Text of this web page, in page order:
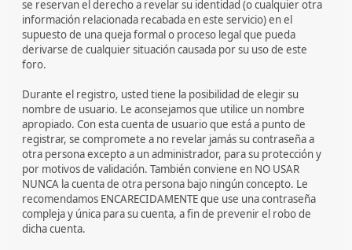
se reservan el derecho a revelar su identidad (o cualquier otra
información relacionada recabada en este servicio) en el
supuesto de una queja formal o proceso legal que pueda
derivarse de cualquier situación causada por su uso de este
foro.
Durante el registro, usted tiene la posibilidad de elegir su
nombre de usuario. Le aconsejamos que utilice un nombre
apropiado. Con esta cuenta de usuario que está a punto de
registrar, se compromete a no revelar jamás su contraseña a
otra persona excepto a un administrador, para su protección y
por motivos de validación. También conviene en NO USAR
NUNCA la cuenta de otra persona bajo ningún concepto. Le
recomendamos ENCARECIDAMENTE que use una contraseña
compleja y única para su cuenta, a fin de prevenir el robo de
dicha cuenta.